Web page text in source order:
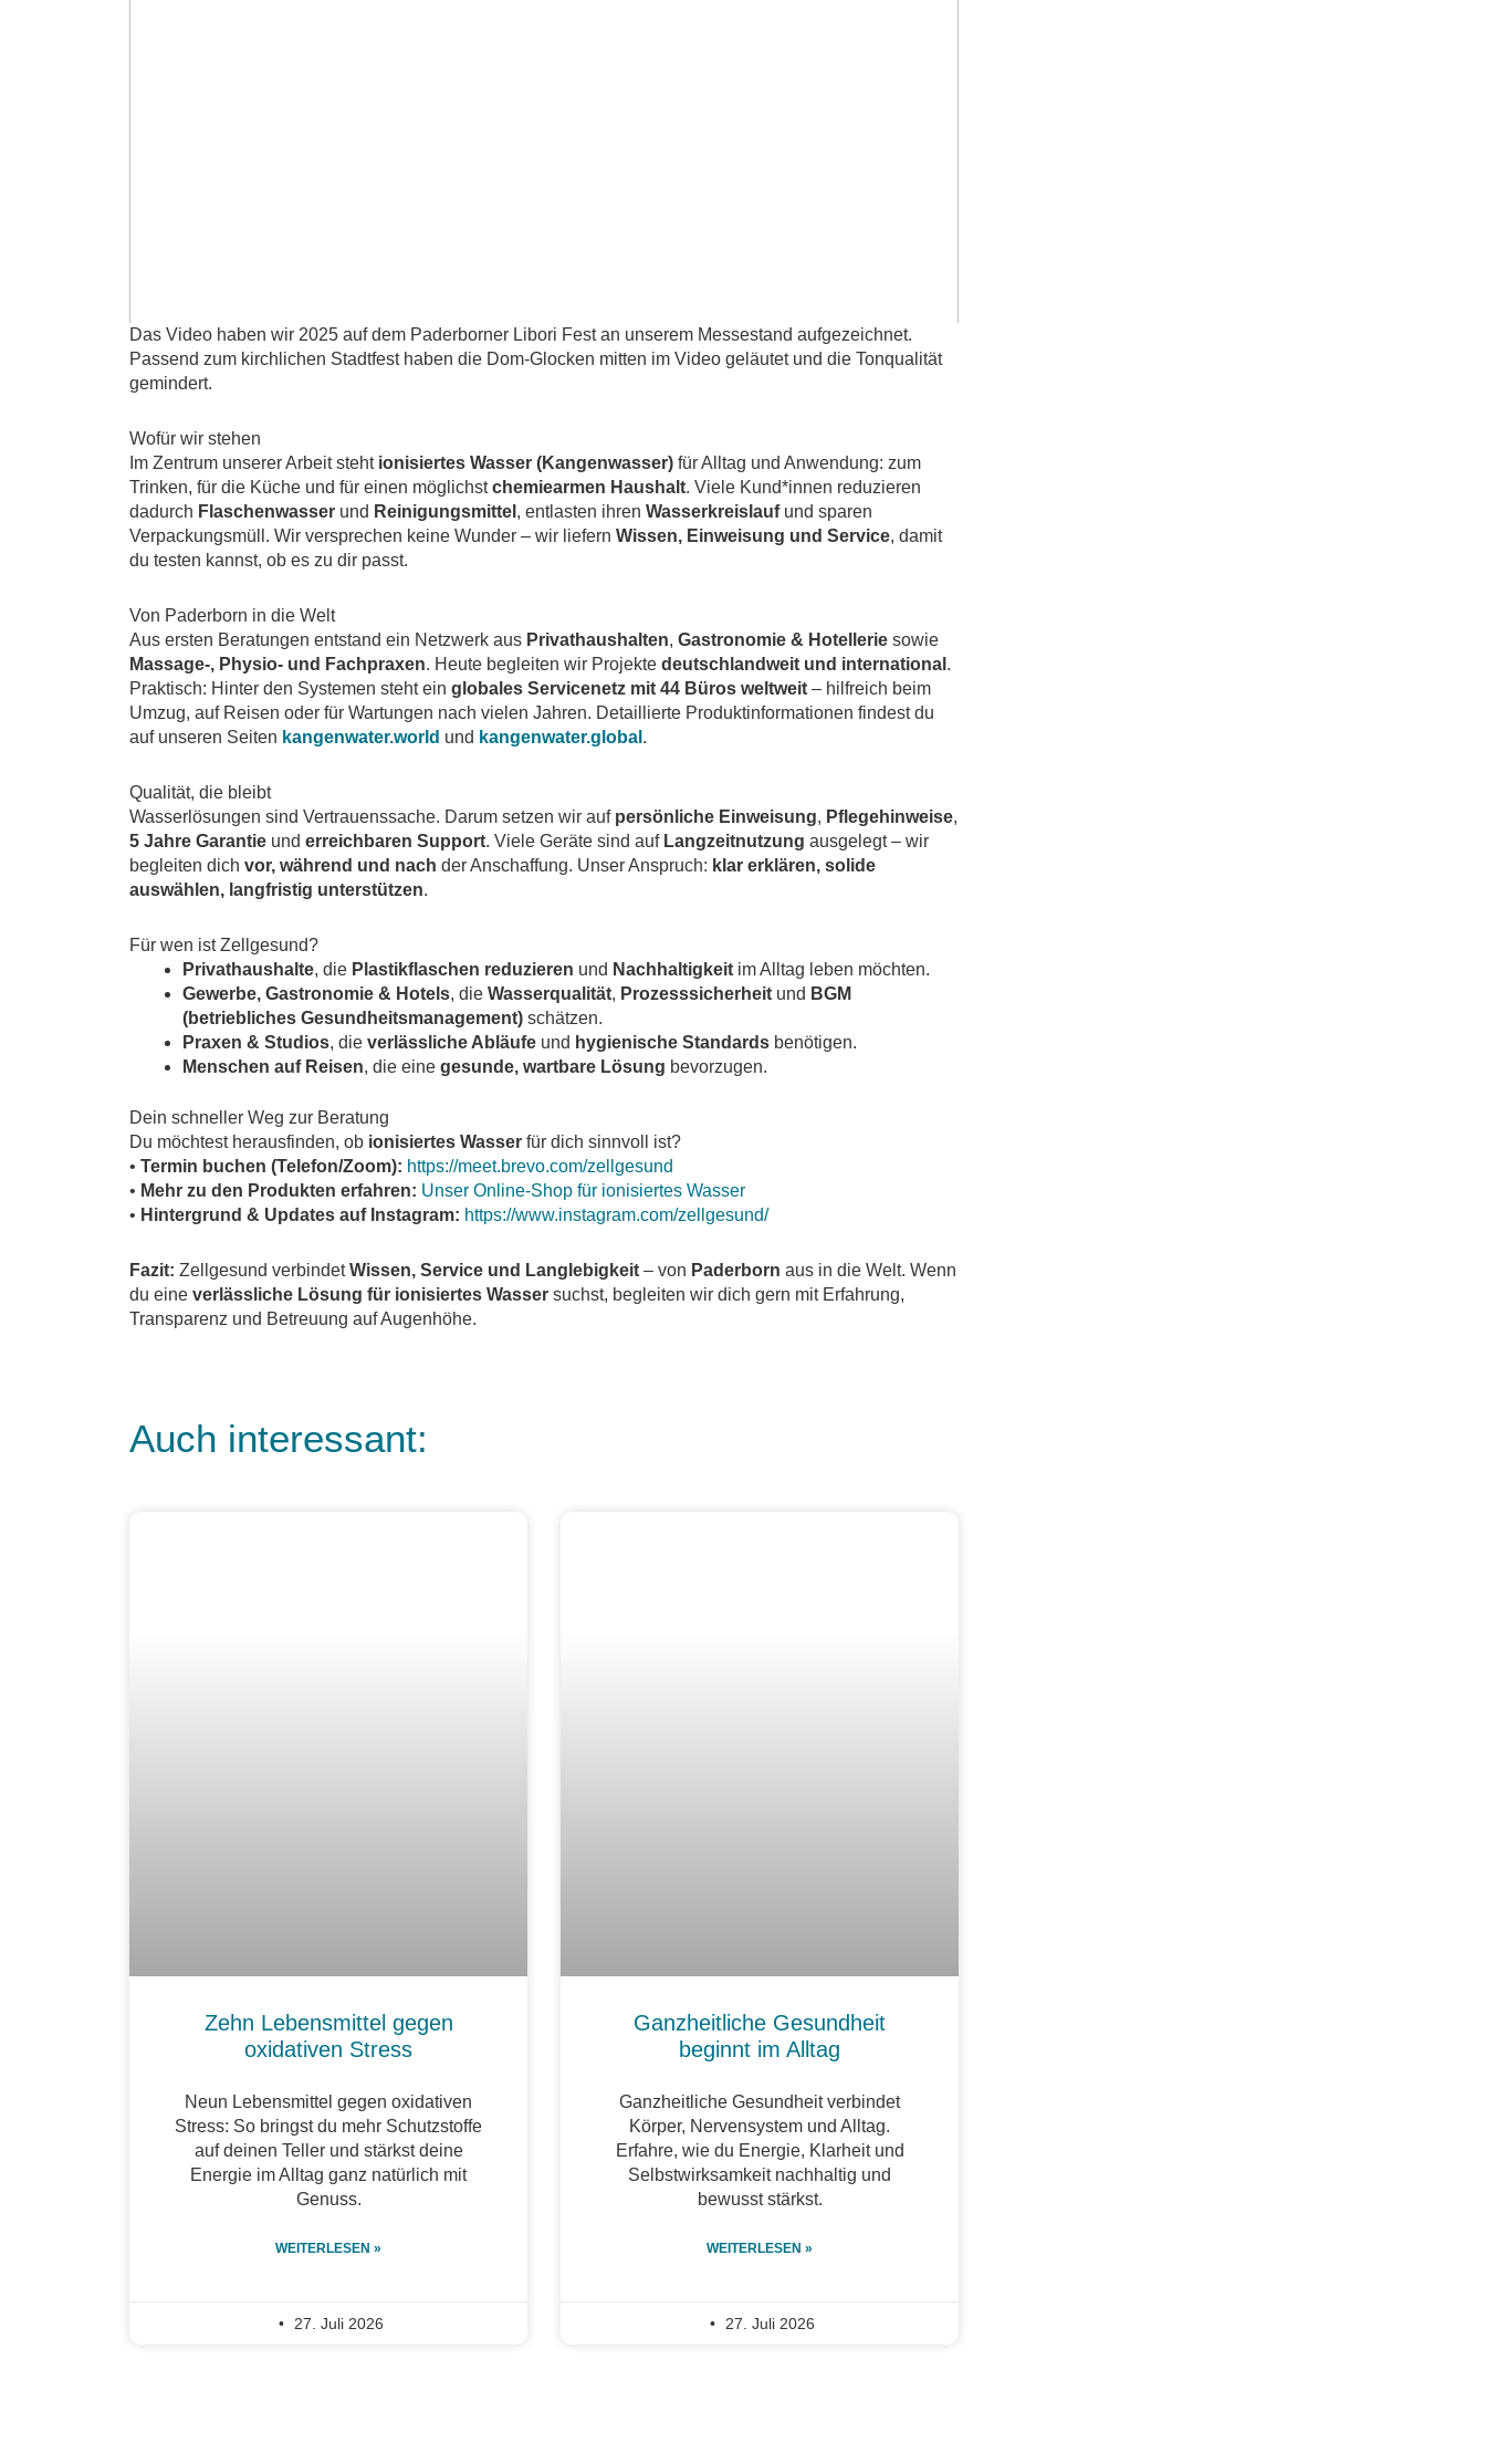
Das Video haben wir 2025 auf dem Paderborner Libori Fest an unserem Messestand aufgezeichnet.
Passend zum kirchlichen Stadtfest haben die Dom-Glocken mitten im Video geläutet und die Tonqualität
gemindert.
Wofür wir stehen
Im Zentrum unserer Arbeit steht ionisiertes Wasser (Kangenwasser) für Alltag und Anwendung: zum
Trinken, für die Küche und für einen möglichstchemiearmen Haushalt. Viele Kund*innen reduzieren
dadurch Flaschenwasser und Reinigungsmittel , entlasten ihren Wasserkreislaufund sparen
Verpackungsmüll. Wir versprechen keine Wunder – wir liefern Wissen, Einweisung und Service, damit
du testen kannst, ob es zu dir passt.
Von Paderborn in die Welt
Aus ersten Beratungen entstand ein Netzwerk aus Privathaushalten, Gastronomie & Hotellerie sowie
Massage-, Physio- und Fachpraxen. Heute begleiten wir Projekte deutschlandweit und international .
Praktisch: Hinter den Systemen steht ein globales Servicenetz mit 44 Büros weltweit – hilfreich beim
Umzug, auf Reisen oder für Wartungen nach vielen Jahren. Detaillierte Produktinformationen findest du
auf unseren Seiten kangenwater.world und kangenwater.global .
Qualität, die bleibt
Wasserlösungen sind Vertrauenssache. Darum setzen wir auf persönliche Einweisung, Pflegehinweise,
5 Jahre Garantie und erreichbaren Support. Viele Geräte sind auf Langzeitnutzung ausgelegt – wir
begleiten dich vor, während und nach der Anschaffung. Unser Anspruch: klar erklären, solide
auswählen, langfristig unterstützen.
Für wen ist Zellgesund?
Privathaushalte, die Plastikflaschen reduzieren und Nachhaltigkeit im Alltag leben möchten.
Gewerbe, Gastronomie & Hotels, die Wasserqualität, Prozesssicherheit und BGM
(betriebliches Gesundheitsmanagement) schätzen.
Praxen & Studios, die verlässliche Abläufe und hygienische Standards benötigen.
Menschen auf Reisen, die eine gesunde, wartbare Lösung bevorzugen.
Dein schneller Weg zur Beratung
Du möchtest herausfinden, ob ionisiertes Wasser für dich sinnvoll ist?
• Termin buchen (Telefon/Zoom): https://meet.brevo.com/zellgesund
• Mehr zu den Produkten erfahren: Unser Online-Shop für ionisiertes Wasser
• Hintergrund & Updates auf Instagram: https://www.instagram.com/zellgesund/
Fazit: Zellgesund verbindetWissen, Service und Langlebigkeit – von Paderborn aus in die Welt. Wenn
du eine verlässliche Lösung für ionisiertes Wasser suchst, begleiten wir dich gern mit Erfahrung,
Transparenz und Betreuung auf Augenhöhe.
Auch interessant:
Zehn Lebensmittel gegen
oxidativen Stress
Neun Lebensmittel gegen oxidativen
Stress: So bringst du mehr Schutzstoffe
auf deinen Teller und stärkst deine
Energie im Alltag ganz natürlich mit
Genuss.
WEITERLESEN »
27. Juli 2026
Ganzheitliche Gesundheit
beginnt im Alltag
Ganzheitliche Gesundheit verbindet
Körper, Nervensystem und Alltag.
Erfahre, wie du Energie, Klarheit und
Selbstwirksamkeit nachhaltig und
bewusst stärkst.
WEITERLESEN »
27. Juli 2026